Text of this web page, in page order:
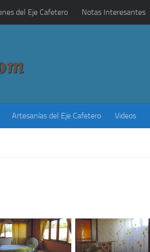
del Eje Cafetero Notas Interesantes
Artesanías del Eje Cafetero Videos